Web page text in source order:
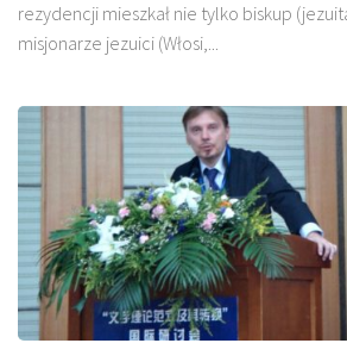
rezydencji mieszkał nie tylko biskup
misjonarze jezuici (Włosi,...